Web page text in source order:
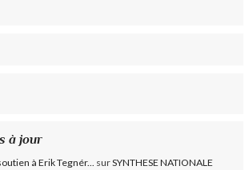
à jour
à Erik Tegnér... surSYNTHESE NATIONALE